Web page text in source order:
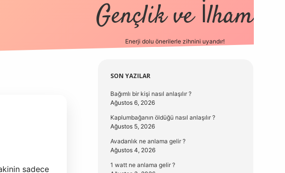
Gençlik ve İlham
Enerji dolu önerilerle zihnini uyandır!
sadece
Sidebar
SON YAZILAR
Bağımlı bir kişi nasıl anlaşılır ?
Ağustos 6, 2026
Kaplumbağanın öldüğü nasıl anlaşılır ?
Ağustos 5, 2026
Avadanlık ne anlama gelir ?
Ağustos 4, 2026
1 watt ne anlama gelir ?